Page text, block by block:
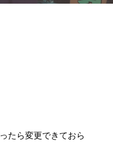
たら変更できておら